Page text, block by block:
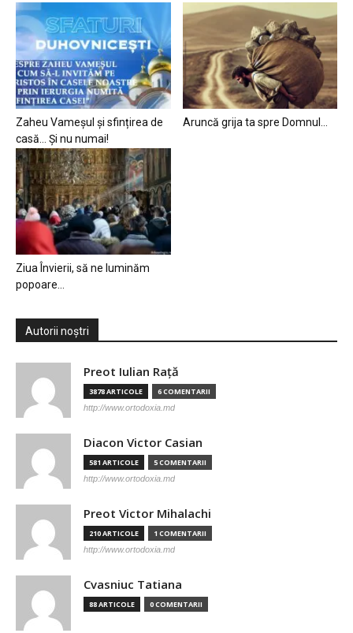
Zaheu Vameșul și sfințirea de
casă… Și nu numai!
Aruncă grija ta spre Domnul…
Ziua Învierii, să ne luminăm
popoare…
Autorii noștri
Preot Iulian Raţă
3878 ARTICOLE 6 COMENTARII
http://www.ortodoxia.md
Diacon Victor Casian
581 ARTICOLE 5 COMENTARII
http://www.ortodoxia.md
Preot Victor Mihalachi
210 ARTICOLE 1 COMENTARII
http://www.ortodoxia.md
Cvasniuc Tatiana
88 ARTICOLE 0 COMENTARII